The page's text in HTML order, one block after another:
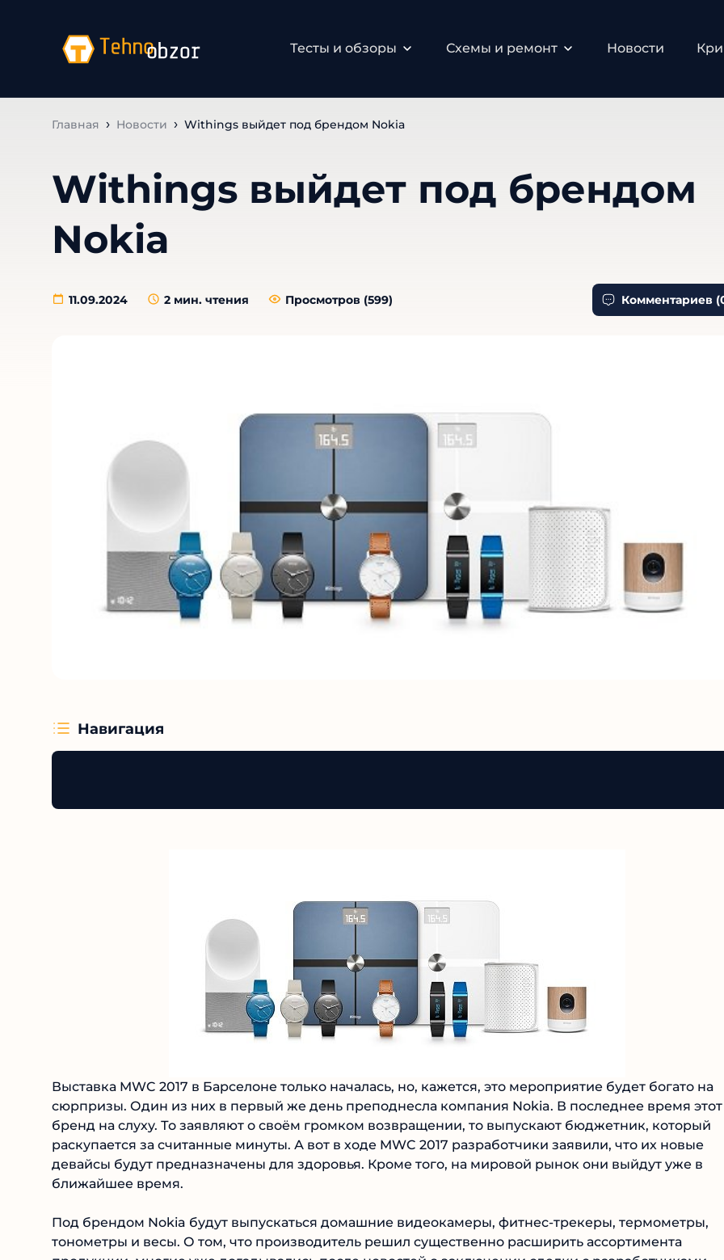
Тесты и обзоры Схемы и ремонт Новости
Главная Новости Withings выйдет под брендом Nokia
Withings выйдет под брендом
Nokia
11.09.2024 2 мин. чтения Просмотров (599) Комментариев
Навигация
Выставка MWC 2017 в Барселоне только началась, но, кажется, это мероприятие будет богато на
сюрпризы. Один из них в первый же день преподнесла компания Nokia. В последнее время этот
бренд на слуху. То заявляют о своём громком возвращении, то выпускают бюджетник, который
раскупается за считанные минуты. А вот в ходе MWC 2017 разработчики заявили, что их новые
девайсы будут предназначены для здоровья. Кроме того, на мировой рынок они выйдут уже в
ближайшее время.
Под брендом Nokia будут выпускаться домашние видеокамеры, фитнес-трекеры, термометры,
тонометры и весы. О том, что производитель решил существенно расширить ассортимента